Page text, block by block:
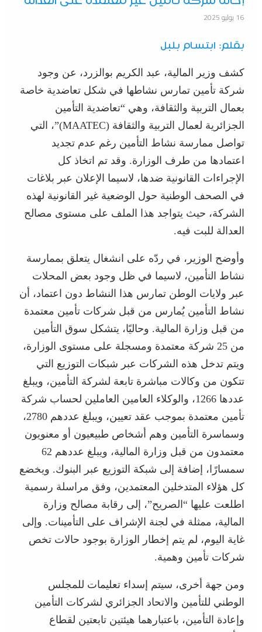
16 يوليو 2025
بقلم: ابتسام بلبل
كشف وزير المالية، عبد الكريم بوالزرد، عن وجود
شركة تأمين تمارس نشاطها في شكل تعاضدية خاصة
بعمال التربية والثقافة، وهي “تعاضدية التأمين
الجزائرية لعمال التربية والثقافة (MAATEC)”، التي
تواصل ممارسة نشاط التأمين رغم عدم تجديد
اعتمادها من طرف الوزارة. وقد تم اتخاذ كل
الإجراءات القانونية ضدها، لاسيما الإعلان عبر بلاغات
في الصحف الوطنية حول الوضعية غير القانونية لهذه
الشركة، حيث يتواجد هذا الملف على مستوى مصالح
العدالة للبت فيه.
وأوضح الوزير، في ردّه على انشغال يتعلق بممارسة
نشاط التأمين، لاسيما في ظل وجود بعض المحلات
عبر ولايات الوطن تمارس هذا النشاط دون اعتماد، أن
نشاط التأمين يُمارس من قبل شركات تأمين معتمدة
من قبل وزارة المالية. وحاليًا، يتشكل سوق التأمين
من 25 شركة معتمدة ومسجلة على مستوى الوزارة،
ويتم تدخل هذه الشركات عبر شبكات التوزيع التي
تتكون من وكالات مباشرة تابعة لشركة التأمين، ويبلغ
عددها 1266، والوكلاء العامين العاملين لحساب شركة
تأمين معتمدة بموجب عقد تعيين، ويبلغ عددهم 2780،
وسماسرة التأمين وهم أشخاص طبيعيون أو معنويون
معتمدون من قبل وزارة المالية، ويبلغ عددهم 62
سمسارًا، إضافة إلى شبكة التوزيع عبر البنوك. ويخضع
كل هؤلاء المتدخلين المعتمدين، وفق مراسلة رسمية
اطلعت عليها “الصريح”، إلى رقابة مصالح وزارة
المالية، ممثلة في لجنة الإشراف على التأمينات. وإلى
غاية اليوم، لم يتم إخطار الوزارة بوجود حالات تخص
شركات تأمين وهمية.
ومن جهة أخرى، سيتم إسداء تعليمات للمجلس
الوطني للتأمين والاتحاد الجزائري لشركات التأمين
وإعادة التأمين، باعتبارهما هيئتين تابعتين لقطاع